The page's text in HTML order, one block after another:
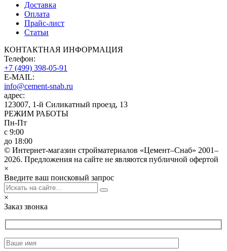
Доставка
Оплата
Прайс-лист
Статьи
КОНТАКТНАЯ ИНФОРМАЦИЯ
Телефон:
+7 (499) 398-05-91
E-MAIL:
info@cement-snab.ru
адрес:
123007, 1-й Силикатный проезд, 13
РЕЖИМ РАБОТЫ
Пн-Пт
с 9:00
до 18:00
© Интернет-магазин стройматериалов «Цемент–Снаб» 2001–
2026. Предложения на сайте не являются публичной офертой
×
Введите ваш поисковый запрос
×
Заказ звонка